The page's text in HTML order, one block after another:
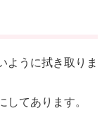
ように拭き取りま
してあります。